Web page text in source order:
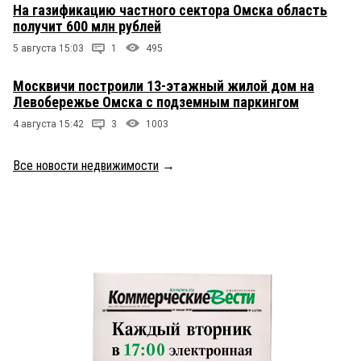
На газификацию частного сектора Омска область
получит 600 млн рублей
5 августа 15:03 1 495
Москвичи построили 13-этажный жилой дом на
Левобережье Омска с подземным паркингом
4 августа 15:42 3 1003
Все новости недвижимости →